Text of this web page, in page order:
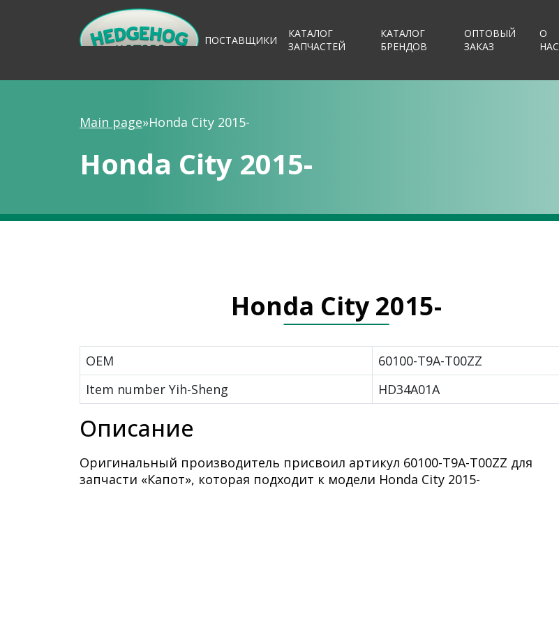
ПОСТАВЩИКИ
КАТАЛОГ
ЗАПЧАСТЕЙ
КАТАЛОГ
БРЕНДОВ
ОПТОВЫЙ
ЗАКАЗ
О
НАС
Main page»Honda City 2015-
Honda City 2015-
Honda City 2015-
OEM
60100-T9A-T00ZZ
Item number Yih-Sheng
HD34A01A
Описание
Оригинальный производитель присвоил артикул 60100-T9A-T00ZZ для
запчасти «Капот», которая подходит к модели Honda City 2015-